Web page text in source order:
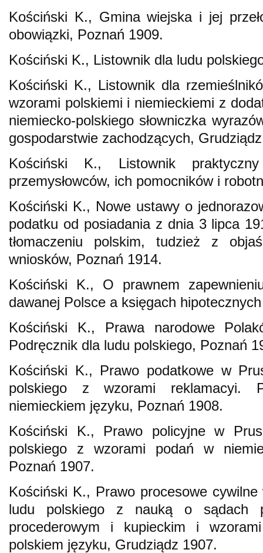
Kościński K., Gmina wiejska i jej
obowiązki, Poznań 1909.
Kościński K., Listownik dla ludu
Kościński K., Listownik dla
wzorami polskiemi i niemieckiemi z
niemiecko-polskiego słowniczka
gospodarstwie zachodzących,
Kościński K., Listownik
przemysłowców, ich pomocników i
Kościński K., Nowe ustawy o
podatku od posiadania z dnia 3 lipca
tłomaczeniu polskim, tudzież z
wniosków, Poznań 1914.
Kościński K., O prawnem
dawanej Polsce a księgach
Kościński K., Prawa narodowe
Podręcznik dla ludu polskiego, Poznań
Kościński K., Prawo podatkowe w
polskiego z wzorami reklamacyi.
niemieckiem języku, Poznań 1908.
Kościński K., Prawo policyjne w
polskiego z wzorami podań w
Poznań 1907.
Kościński K., Prawo procesowe
ludu polskiego z nauką o sądach
procederowym i kupieckim i
polskiem języku, Grudziądz 1907.